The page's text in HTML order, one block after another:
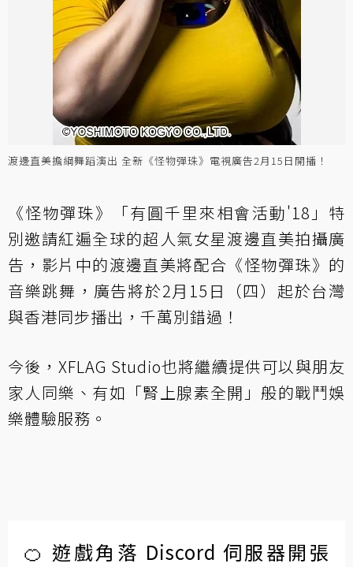
渡邊直美擔綱舞蹈演出 全新《怪物彈珠》電視廣告2月15日開播！
《怪物彈珠》「有圓千里來相會活動'18」特
別邀請紅遍全球的超人氣女星渡邊直美拍攝廣
告，影片中的渡邊直美將配合《怪物彈珠》的
音樂跳舞，廣告將於2月15日（四）起於台灣
與香港同步播出，千萬別錯過！
今後，XFLAG Studio也將繼續提供可以與朋友
家人同樂、有如「腎上腺素全開」般的戰鬥娛
樂體驗服務。
🍊 遊戲角落 Discord 伺服器開張